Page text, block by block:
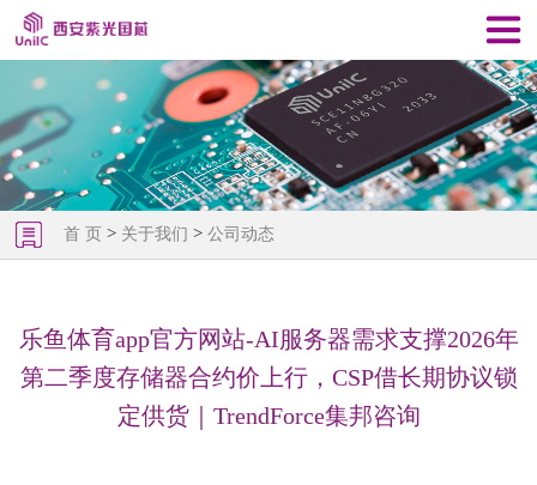
首 页> 关于我们 >公司动态
乐鱼体育app官方网站-AI服务器需求支撑2026年
第二季度存储器合约价上行，CSP借长期协议锁
定供货｜TrendForce集邦咨询